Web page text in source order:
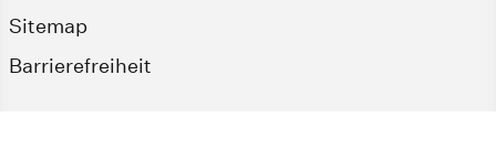
Sitemap
Barrierefreiheit